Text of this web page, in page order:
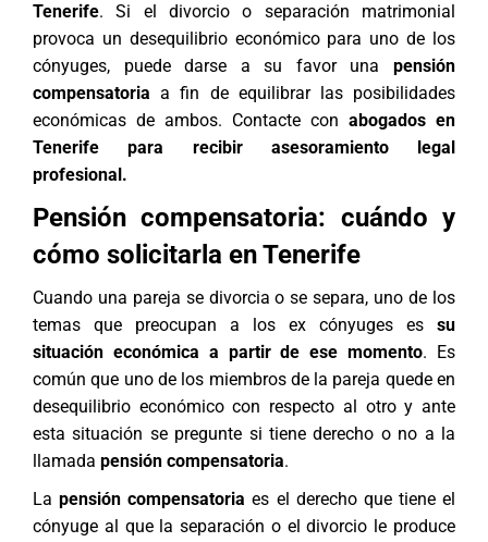
Tenerife. Si el divorcio o separación matrimonial
provoca un desequilibrio económico para uno de los
cónyuges, puede darse a su favor una pensión
compensatoria a fin de equilibrar las posibilidades
económicas de ambos. Contacte con abogados en
Tenerife para recibir asesoramiento legal
profesional.
Pensión compensatoria: cuándo y
cómo solicitarla en Tenerife
Cuando una pareja se divorcia o se separa, uno de los
temas que preocupan a los ex cónyuges es su
situación económica a partir de ese momento. Es
común que uno de los miembros de la pareja quede en
desequilibrio económico con respecto al otro y ante
esta situación se pregunte si tiene derecho o no a la
llamada pensión compensatoria.
Lapensión compensatoria es el derecho que tiene el
cónyuge al que la separación o el divorcio le produce